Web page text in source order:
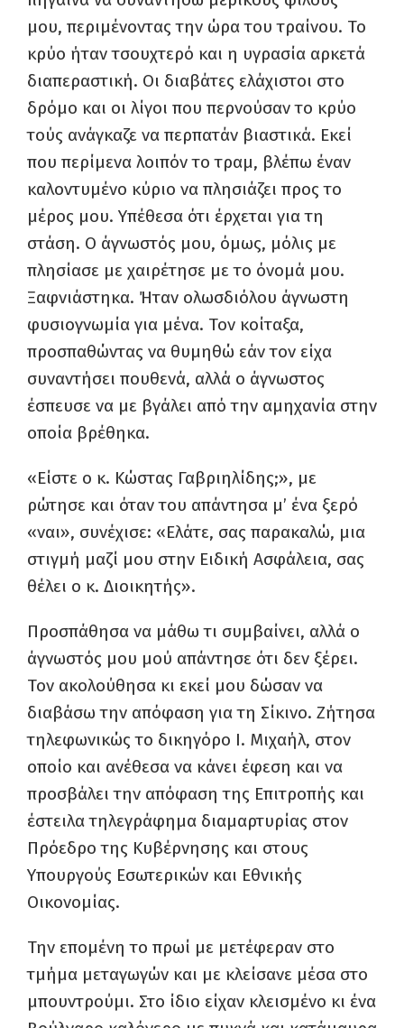
μου, περιμένοντας την ώρα του τραίνου. Το
κρύο ήταν τσουχτερό και η υγρασία αρκετά
διαπεραστική. Οι διαβάτες ελάχιστοι στο
δρόμο και οι λίγοι που περνούσαν το κρύο
τούς ανάγκαζε να περπατάν βιαστικά. Εκεί
που περίμενα λοιπόν το τραμ, βλέπω έναν
καλοντυμένο κύριο να πλησιάζει προς το
μέρος μου. Υπέθεσα ότι έρχεται για τη
στάση. Ο άγνωστός μου, όμως, μόλις με
πλησίασε με χαιρέτησε με το όνομά μου.
Ξαφνιάστηκα. Ήταν ολωσδιόλου άγνωστη
φυσιογνωμία για μένα. Τον κοίταξα,
προσπαθώντας να θυμηθώ εάν τον είχα
συναντήσει πουθενά, αλλά ο άγνωστος
έσπευσε να με βγάλει από την αμηχανία στην
οποία βρέθηκα.
«Είστε ο κ. Κώστας Γαβριηλίδης;», με
ρώτησε και όταν του απάντησα μ’ ένα ξερό
«ναι», συνέχισε: «Ελάτε, σας παρακαλώ, μια
στιγμή μαζί μου στην Ειδική Ασφάλεια, σας
θέλει ο κ. Διοικητής».
Προσπάθησα να μάθω τι συμβαίνει, αλλά ο
άγνωστός μου μού απάντησε ότι δεν ξέρει.
Τον ακολούθησα κι εκεί μου δώσαν να
διαβάσω την απόφαση για τη Σίκινο. Ζήτησα
τηλεφωνικώς το δικηγόρο I. Μιχαήλ, στον
οποίο και ανέθεσα να κάνει έφεση και να
προσβάλει την απόφαση της Επιτροπής και
έστειλα τηλεγράφημα διαμαρτυρίας στον
Πρόεδρο της Κυβέρνησης και στους
Υπουργούς Εσωτερικών και Εθνικής
Οικονομίας.
Την επομένη το πρωί με μετέφεραν στο
τμήμα μεταγωγών και με κλείσανε μέσα στο
μπουντρούμι. Στο ίδιο είχαν κλεισμένο κι ένα